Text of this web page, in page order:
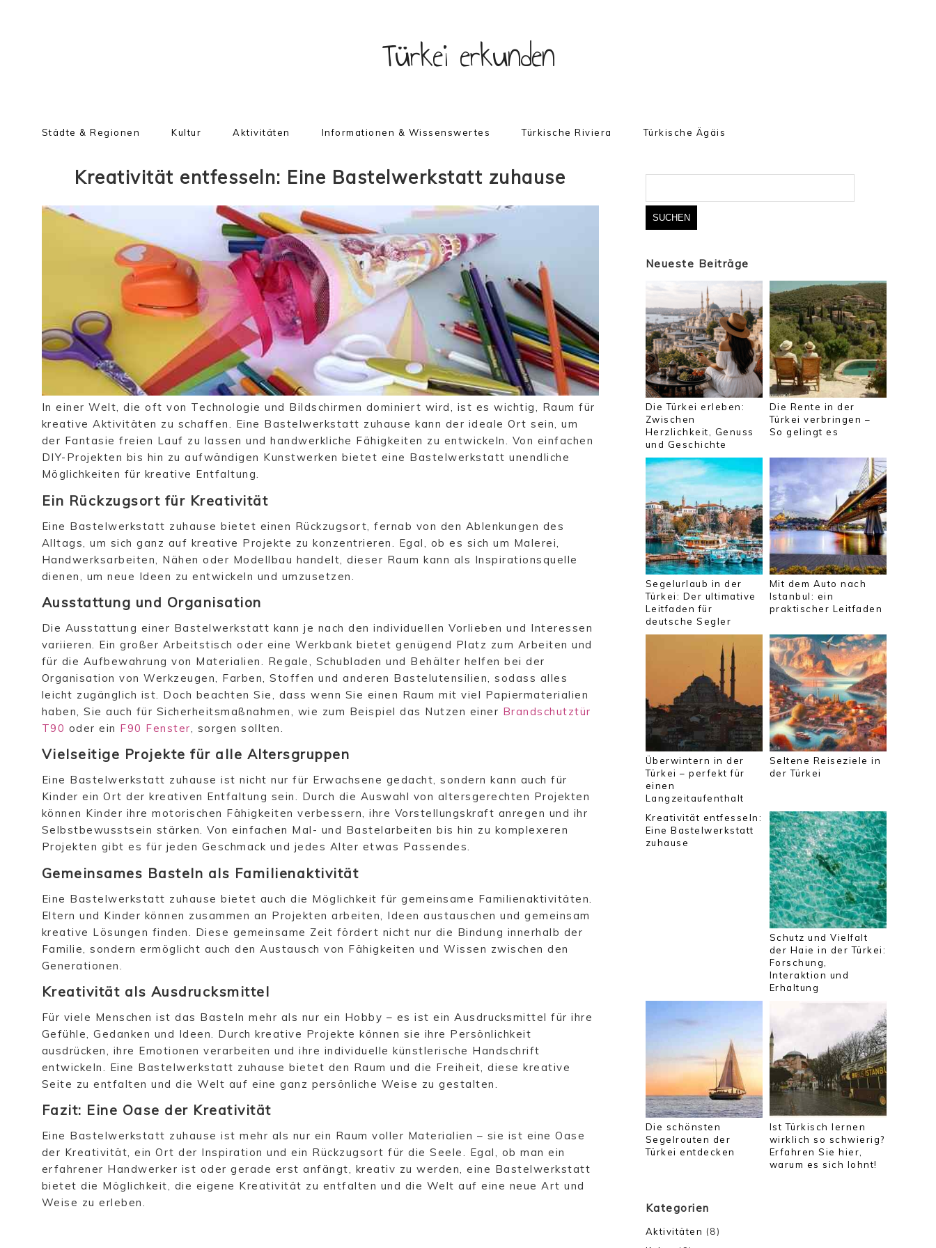
Türkei erkunden
Städte & Regionen Kultur Aktivitäten Informationen & Wissenswertes Türkische Riviera Türkische Ägäis
Kreativität entfesseln: Eine Bastelwerkstatt zuhause
In einer Welt, die oft von Technologie und Bildschirmen dominiert wird, ist es wichtig, Raum für
kreative Aktivitäten zu schaffen. Eine Bastelwerkstatt zuhause kann der ideale Ort sein, um
der Fantasie freien Lauf zu lassen und handwerkliche Fähigkeiten zu entwickeln. Von einfachen
DIY-Projekten bis hin zu aufwändigen Kunstwerken bietet eine Bastelwerkstatt unendliche
Möglichkeiten für kreative Entfaltung.
Ein Rückzugsort für Kreativität
Eine Bastelwerkstatt zuhause bietet einen Rückzugsort, fernab von den Ablenkungen des
Alltags, um sich ganz auf kreative Projekte zu konzentrieren. Egal, ob es sich um Malerei,
Handwerksarbeiten, Nähen oder Modellbau handelt, dieser Raum kann als Inspirationsquelle
dienen, um neue Ideen zu entwickeln und umzusetzen.
Ausstattung und Organisation
Die Ausstattung einer Bastelwerkstatt kann je nach den individuellen Vorlieben und Interessen
variieren. Ein großer Arbeitstisch oder eine Werkbank bietet genügend Platz zum Arbeiten und
für die Aufbewahrung von Materialien. Regale, Schubladen und Behälter helfen bei der
Organisation von Werkzeugen, Farben, Stoffen und anderen Bastelutensilien, sodass alles
leicht zugänglich ist. Doch beachten Sie, dass wenn Sie einen Raum mit viel Papiermaterialien
haben, Sie auch für Sicherheitsmaßnahmen, wie zum Beispiel das Nutzen einer Brandschutztür
T90 oder ein F90 Fenster, sorgen sollten.
Vielseitige Projekte für alle Altersgruppen
Eine Bastelwerkstatt zuhause ist nicht nur für Erwachsene gedacht, sondern kann auch für
Kinder ein Ort der kreativen Entfaltung sein. Durch die Auswahl von altersgerechten Projekten
können Kinder ihre motorischen Fähigkeiten verbessern, ihre Vorstellungskraft anregen und ihr
Selbstbewusstsein stärken. Von einfachen Mal- und Bastelarbeiten bis hin zu komplexeren
Projekten gibt es für jeden Geschmack und jedes Alter etwas Passendes.
Gemeinsames Basteln als Familienaktivität
Eine Bastelwerkstatt zuhause bietet auch die Möglichkeit für gemeinsame Familienaktivitäten.
Eltern und Kinder können zusammen an Projekten arbeiten, Ideen austauschen und gemeinsam
kreative Lösungen finden. Diese gemeinsame Zeit fördert nicht nur die Bindung innerhalb der
Familie, sondern ermöglicht auch den Austausch von Fähigkeiten und Wissen zwischen den
Generationen.
Kreativität als Ausdrucksmittel
Für viele Menschen ist das Basteln mehr als nur ein Hobby – es ist ein Ausdrucksmittel für ihre
Gefühle, Gedanken und Ideen. Durch kreative Projekte können sie ihre Persönlichkeit
ausdrücken, ihre Emotionen verarbeiten und ihre individuelle künstlerische Handschrift
entwickeln. Eine Bastelwerkstatt zuhause bietet den Raum und die Freiheit, diese kreative
Seite zu entfalten und die Welt auf eine ganz persönliche Weise zu gestalten.
Fazit: Eine Oase der Kreativität
Eine Bastelwerkstatt zuhause ist mehr als nur ein Raum voller Materialien – sie ist eine Oase
der Kreativität, ein Ort der Inspiration und ein Rückzugsort für die Seele. Egal, ob man ein
erfahrener Handwerker ist oder gerade erst anfängt, kreativ zu werden, eine Bastelwerkstatt
bietet die Möglichkeit, die eigene Kreativität zu entfalten und die Welt auf eine neue Art und
Weise zu erleben.
Neueste Beiträge
Die Türkei erleben:
Zwischen
Herzlichkeit, Genuss
und Geschichte
Die Rente in der
Türkei verbringen –
So gelingt es
Segelurlaub in der
Türkei: Der ultimative
Leitfaden für
deutsche Segler
Mit dem Auto nach
Istanbul: ein
praktischer Leitfaden
Überwintern in der
Türkei – perfekt für
einen
Langzeitaufenthalt
Seltene Reiseziele in
der Türkei
Kreativität entfesseln:
Eine Bastelwerkstatt
zuhause
Schutz und Vielfalt
der Haie in der Türkei:
Forschung,
Interaktion und
Erhaltung
Die schönsten
Segelrouten der
Türkei entdecken
Ist Türkisch lernen
wirklich so schwierig?
Erfahren Sie hier,
warum es sich lohnt!
Kategorien
Aktivitäten (8)